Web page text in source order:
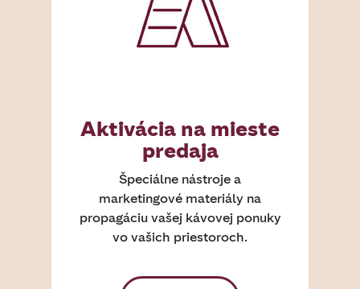
Aktivácia na mieste
predaja
Špeciálne nástroje a
marketingové materiály na
propagáciu vašej kávovej ponuky
vo vašich priestoroch.